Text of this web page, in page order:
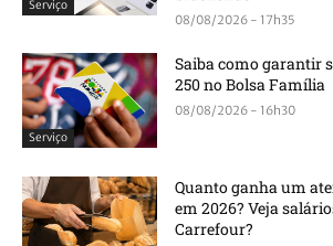
Serviço
08/08/2026 - 17h35
Serviço
Saiba como garantir
250 no Bolsa Família
08/08/2026 - 16h30
Quanto ganha um
em 2026? Veja
Carrefour?